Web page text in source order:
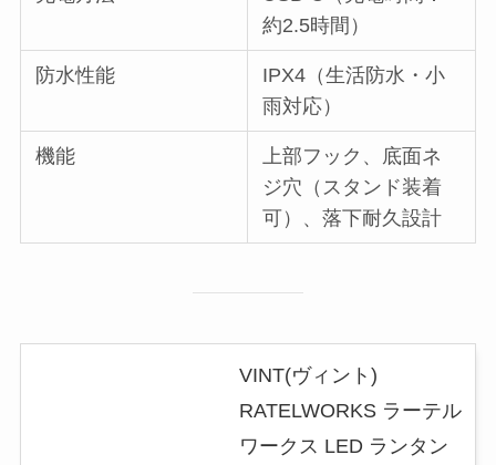
約2.5時間）
防水性能
IPX4（生活防水・小
雨対応）
機能
上部フック、底面ネ
ジ穴（スタンド装着
可）、落下耐久設計
VINT(ヴィント)
RATELWORKS ラーテル
ワークス LED ランタン